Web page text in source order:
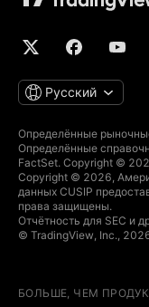
Русский
Определённые
Определённые
FactSet. Copyright ©
Copyright © 2026,
данных CUSIP
права защищены.
Отчётность для SEC и
© TradingView, Inc.,
БОЛЬШЕ, ЧЕМ